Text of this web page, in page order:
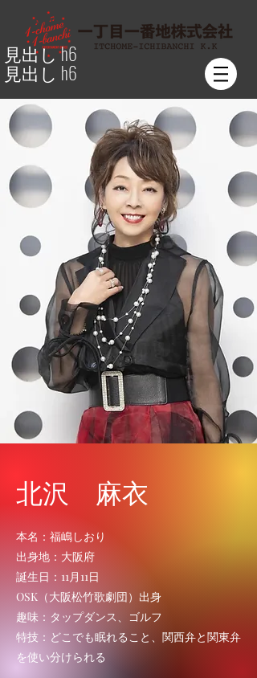
見出し h6
見出し h6
​北沢 麻衣
本名：福嶋しおり
出身地：大阪府
誕生日：11月11日
OSK（大阪松竹歌劇団）出身
趣味：タップダンス、ゴルフ
特技：どこでも眠れること、関西弁と関東弁
を使い分けられる